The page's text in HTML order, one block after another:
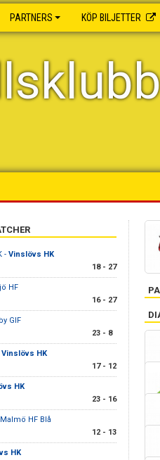
PARTNERS KÖP BILJETTER
- Vinslövs HK
18 - 27
HF
16 - 27
GIF
23 - 8
Vinslövs HK
17 - 12
HK
23 - 16
HF Blå
12 - 13
HK